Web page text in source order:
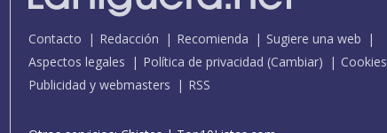
Contacto Redacción Recomienda
Sugiere una web
Aspectos legales
Política de privacidad (Cambiar)
Cookies
Publicidad y webmasters
RSS